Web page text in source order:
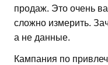
продаж. Это очень
сложно измерить.
а не данные.
Кампания по